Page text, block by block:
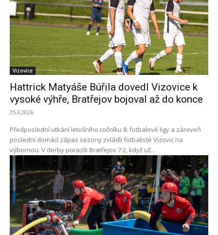
Vizovice
Hattrick Matyáše Búřila dovedl Vizovice k
vysoké výhře, Bratřejov bojoval až do konce
25.6.2026
Předposlední utkání letošního ročníku 8. fotbalové ligy a zároveň
poslední domácí zápas sezony zvládli fotbalisté Vizovic na
výbornou. V derby porazili Bratřejov 7:2, když už...